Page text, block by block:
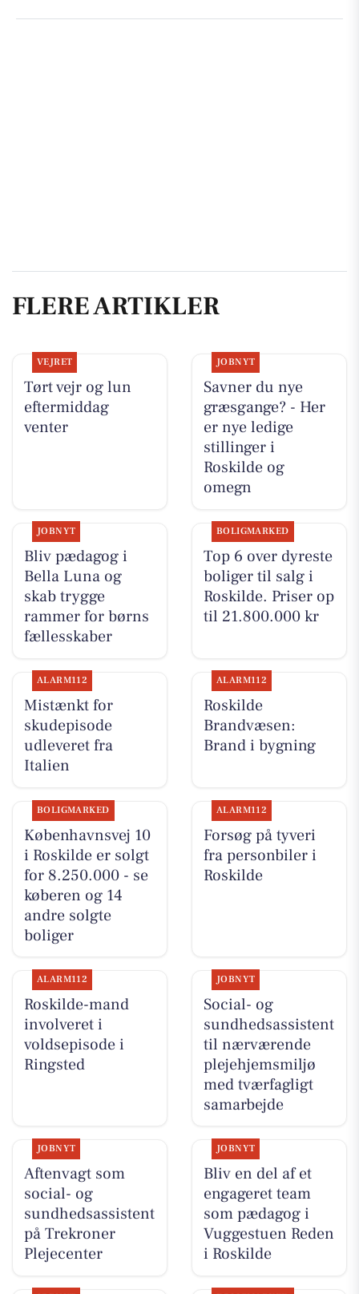
FLERE ARTIKLER
VEJRET
Tørt vejr og lun
eftermiddag
venter
JOBNYT
Savner du nye
græsgange? - Her
er nye ledige
stillinger i
Roskilde og
omegn
JOBNYT
Bliv pædagog i
Bella Luna og
skab trygge
rammer for børns
fællesskaber
BOLIGMARKED
Top 6 over dyreste
boliger til salg i
Roskilde. Priser op
til 21.800.000 kr
ALARM112
Mistænkt for
skudepisode
udleveret fra
Italien
ALARM112
Roskilde
Brandvæsen:
Brand i bygning
BOLIGMARKED
Københavnsvej 10
i Roskilde er solgt
for 8.250.000 - se
køberen og 14
andre solgte
boliger
ALARM112
Forsøg på tyveri
fra personbiler i
Roskilde
ALARM112
Roskilde-mand
involveret i
voldsepisode i
Ringsted
JOBNYT
Social- og
sundhedsassistent
til nærværende
plejehjemsmiljø
med tværfagligt
samarbejde
JOBNYT
Aftenvagt som
social- og
sundhedsassistent
på Trekroner
Plejecenter
JOBNYT
Bliv en del af et
engageret team
som pædagog i
Vuggestuen Reden
i Roskilde